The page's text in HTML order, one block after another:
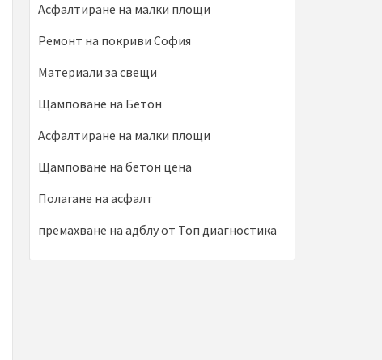
Асфалтиране на малки площи
Ремонт на покриви София
Материали за свещи
Щамповане на Бетон
Асфалтиране на малки площи
Щамповане на бетон цена
Полагане на асфалт
премахване на адблу от Топ диагностика